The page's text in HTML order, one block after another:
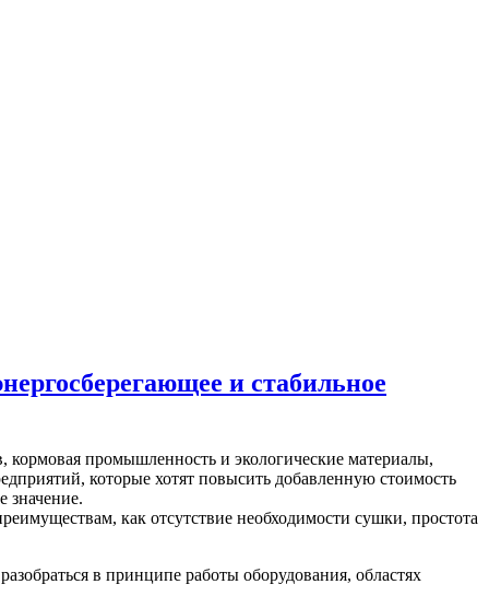
и стабильное
кормовая промышленность и экологические материалы,
которые хотят повысить добавленную стоимость
значение.
как отсутствие необходимости сушки, простота
в принципе работы оборудования, областях